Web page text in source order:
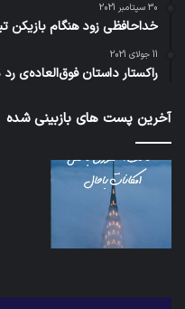
30 سپتامبر 2021
خداحافظی زود هنگام بازیکن
11 جولای 2021
راکستار داستان فوق‌العاده‌ی
آخرین پست های بازبینی شده